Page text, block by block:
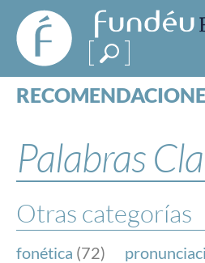
FundéuRAE
- Fundación
del Español
Urgente
ESPECIALES
NOTICIAS
SOBRE LA
Palabras
Otras categorías
fonética (72)